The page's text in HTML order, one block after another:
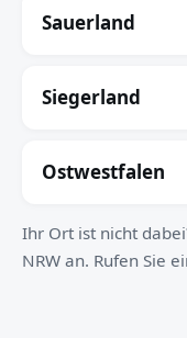
Sauerland
Siegerland
Ostwestfalen
Ihr Ort ist nicht
NRW an. Rufen Sie